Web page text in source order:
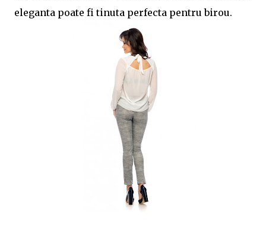
eleganta poate fi tinuta perfecta pentru birou.